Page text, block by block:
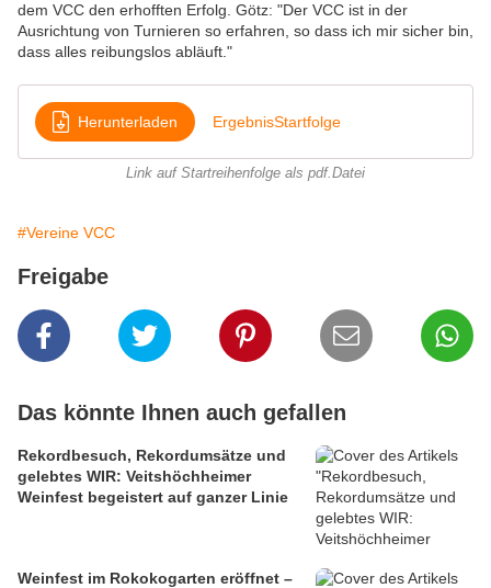
dem VCC den erhofften Erfolg. Götz: "Der VCC ist in der
Ausrichtung von Turnieren so erfahren, so dass ich mir sicher bin,
dass alles reibungslos abläuft."
Herunterladen ErgebnisStartfolge
Link auf Startreihenfolge als pdf.Datei
#Vereine VCC
Freigabe
Das könnte Ihnen auch gefallen
Rekordbesuch, Rekordumsätze und
gelebtes WIR: Veitshöchheimer
Weinfest begeistert auf ganzer Linie
Weinfest im Rokokogarten eröffnet –